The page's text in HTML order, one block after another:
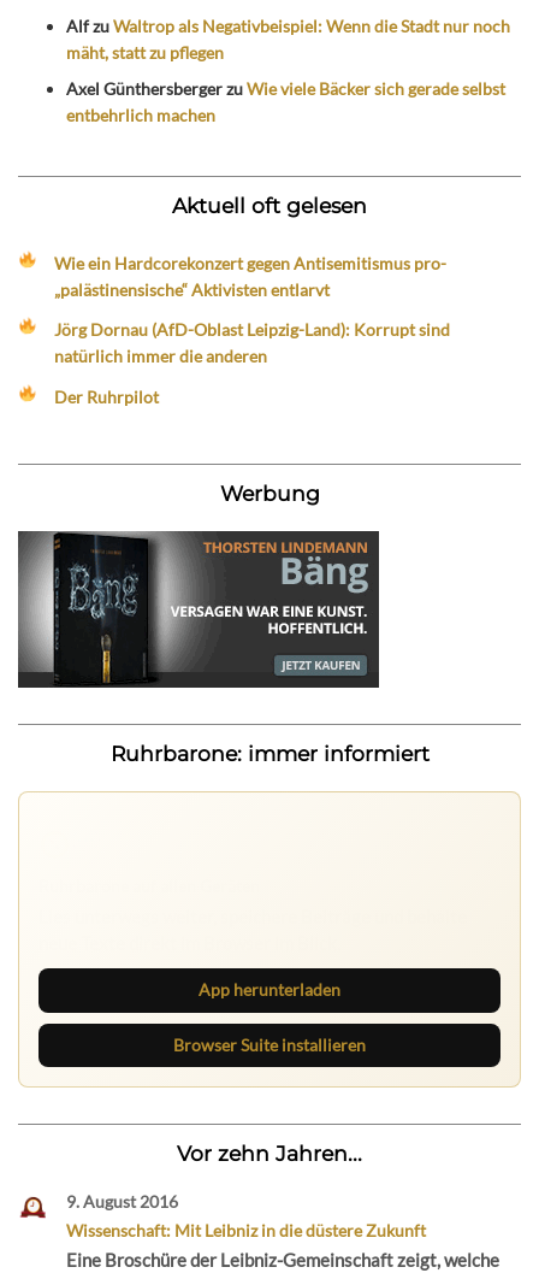
AlfzuWaltrop als Negativbeispiel: Wenn die Stadt nur noch
mäht, statt zu pflegen
Axel GünthersbergerzuWie viele Bäcker sich gerade selbst
entbehrlich machen
Aktuell oft gelesen
Wie ein Hardcorekonzert gegen Antisemitismus pro-
„palästinensische“ Aktivisten entlarvt
Jörg Dornau (AfD-Oblast Leipzig-Land): Korrupt sind
natürlich immer die anderen
Der Ruhrpilot
Werbung
Ruhrbarone: immer informiert
App herunterladen
Browser Suite installieren
Vor zehn Jahren...
9. August 2016
Wissenschaft: Mit Leibniz in die düstere Zukunft
Eine Broschüre der Leibniz-Gemeinschaft zeigt, welche